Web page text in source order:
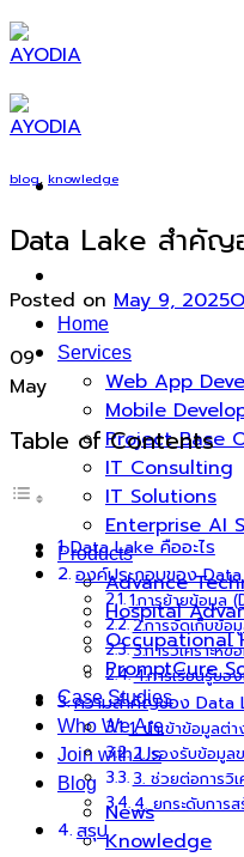
Skip
to
Home
Services
Web App
Mobile
Project Base
IT Consulting
IT Solutions
Enterprise AI
Products
Advance
Hospital
Occupational
PromptCure
Case Studies
Who We Are
Join with Us
Blog
News
Knowledge
blog, knowledge
Data Lake สำคัญ
Posted on May 9, 2025
09
May
Table of Contents
Data Lake คืออะไร
องค์ประกอบของ
1.การย้ายข้อมูล
2.การจัดเก็บข้
3.การวิเคราะ
4.การเรียนรู้ขอ
ความสำคัญของ Data
1. นำเข้าข้อมูลต่
2. รองรับข้อมูล
3. ช่วยต่อการวิ
4. ยกระดับการ
สรุป